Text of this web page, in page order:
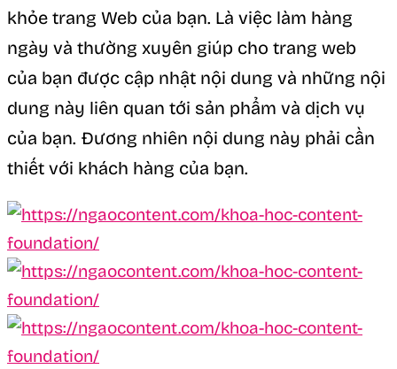
khỏe trang Web của bạn. Là việc làm hàng
ngày và thường xuyên giúp cho trang web
của bạn được cập nhật nội dung và những nội
dung này liên quan tới sản phẩm và dịch vụ
của bạn. Đương nhiên nội dung này phải cần
thiết với khách hàng của bạn.